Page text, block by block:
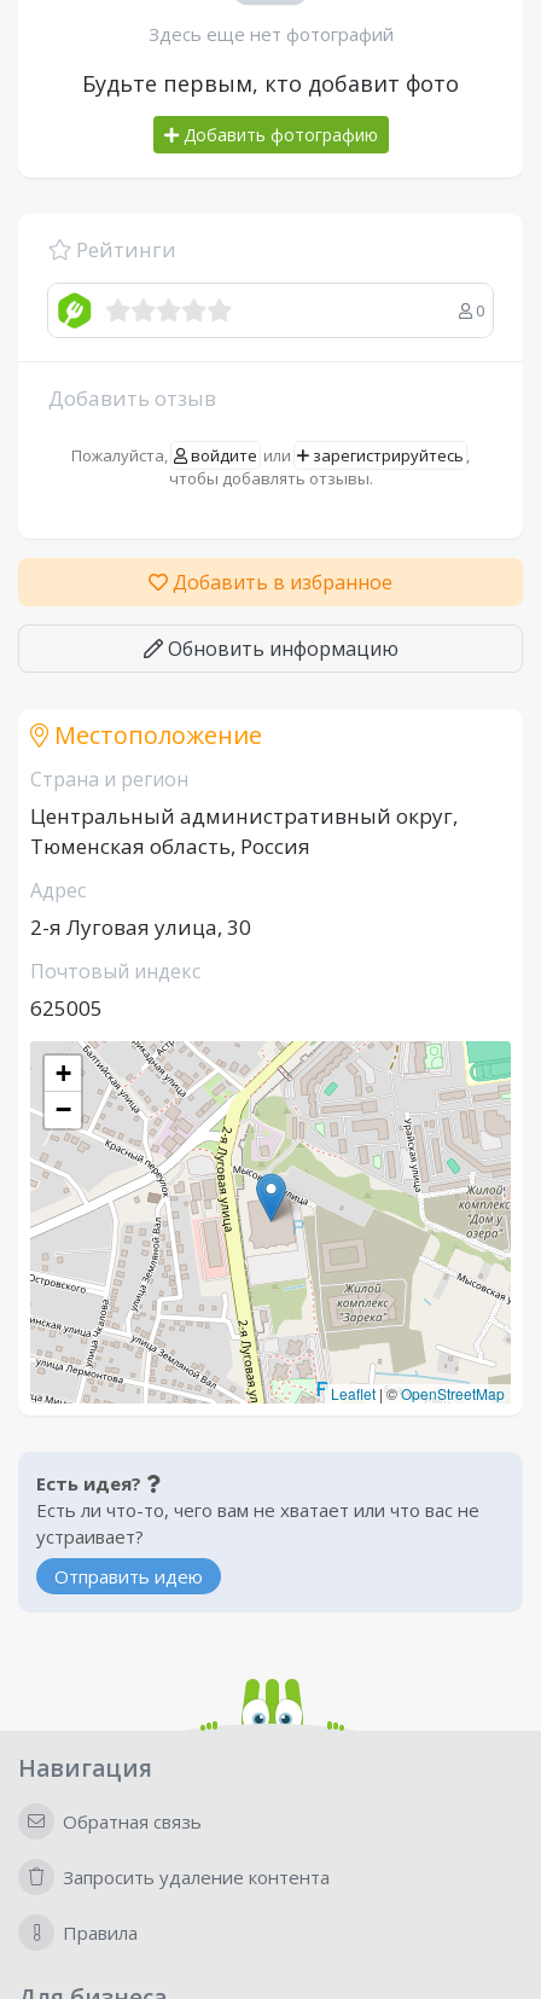
Здесь еще нет фотографий
Будьте первым, кто добавит фото
Добавить фотографию
Рейтинги
0
Добавить отзыв
Пожалуйста, войдите или зарегистрируйтесь ,
чтобы добавлять отзывы.
Добавить в избранное
Обновить информацию
Местоположение
Страна и регион
Центральный административный округ,
Тюменская область, Россия
Адрес
2-я Луговая улица, 30
Почтовый индекс
625005
+
−
Leaflet |©OpenStreetMap
Есть идея?
Есть ли что-то, чего вам не хватает или что вас не
устраивает?
Отправить идею
Навигация
Обратная связь
Запросить удаление контента
Правила